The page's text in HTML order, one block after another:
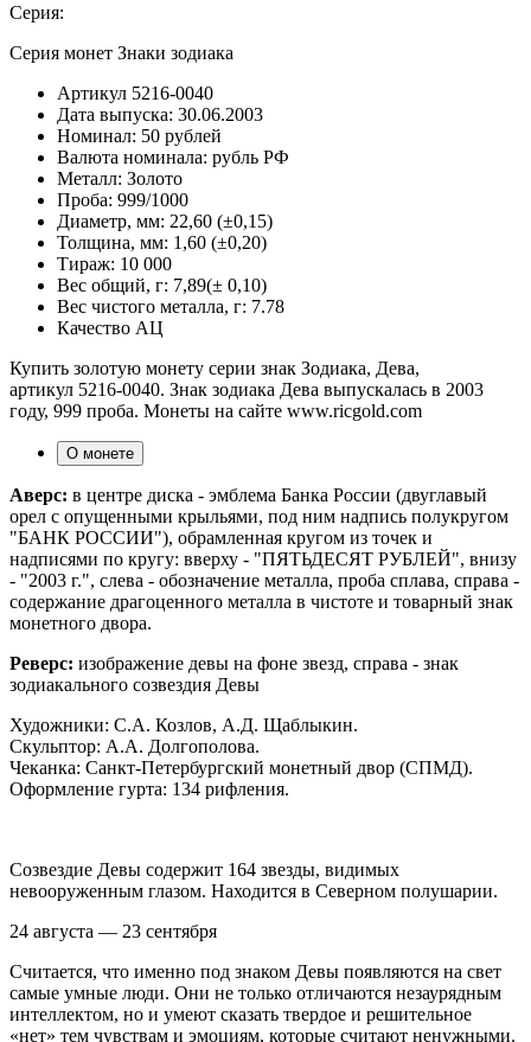
Серия:
Серия монет Знаки зодиака
Артикул 5216-0040
Дата выпуска: 30.06.2003
Номинал: 50 рублей
Валюта номинала: рубль РФ
Металл: Золото
Проба: 999/1000
Диаметр, мм: 22,60 (±0,15)
Толщина, мм: 1,60 (±0,20)
Тираж: 10 000
Вес общий, г: 7,89(± 0,10)
Вес чистого металла, г: 7.78
Качество АЦ
Купить золотую монету серии знак Зодиака, Дева,
артикул 5216-0040. Знак зодиака Дева выпускалась в 2003
году, 999 проба. Монеты на сайте www.ricgold.com
О монете
Аверс: в центре диска - эмблема Банка России (двуглавый
орел с опущенными крыльями, под ним надпись полукругом
"БАНК РОССИИ"), обрамленная кругом из точек и
надписями по кругу: вверху - "ПЯТЬДЕСЯТ РУБЛЕЙ", внизу
- "2003 г.", слева - обозначение металла, проба сплава, справа -
содержание драгоценного металла в чистоте и товарный знак
монетного двора.
Реверс: изображение девы на фоне звeзд, справа - знак
зодиакального созвездия Девы
Художники: С.А. Козлов, А.Д. Щаблыкин.
Скульптор: А.А. Долгополова.
Чеканка: Санкт-Петербургский монетный двор (СПМД).
Оформление гурта: 134 рифления.
Созвездие Девы содержит 164 звезды, видимых
невооружeнным глазом. Находится в Северном полушарии.
24 августа — 23 сентября
Считается, что именно под знаком Девы появляются на свет
самые умные люди. Они не только отличаются незаурядным
интеллектом, но и умеют сказать твердое и решительное
«нет» тем чувствам и эмоциям, которые считают ненужными.